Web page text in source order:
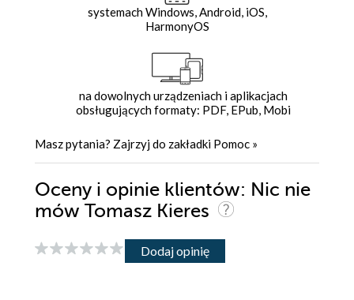
systemach Windows, Android, iOS,
HarmonyOS
na dowolnych urządzeniach i aplikacjach
obsługujących formaty: PDF, EPub, Mobi
Masz pytania? Zajrzyj do zakładki Pomoc »
Oceny i opinie klientów: Nic nie
mów Tomasz Kieres
Dodaj opinię